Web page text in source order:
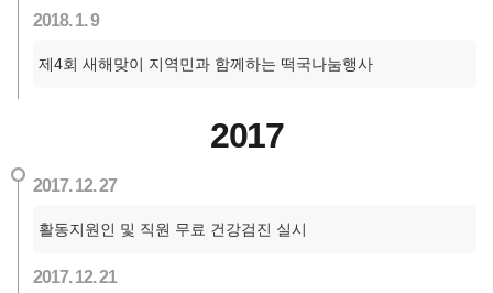
2018. 1. 9
제4회 새해맞이 지역민과 함께하는 떡국나눔행사
2017
2017. 12. 27
활동지원인 및 직원 무료 건강검진 실시
2017. 12. 21